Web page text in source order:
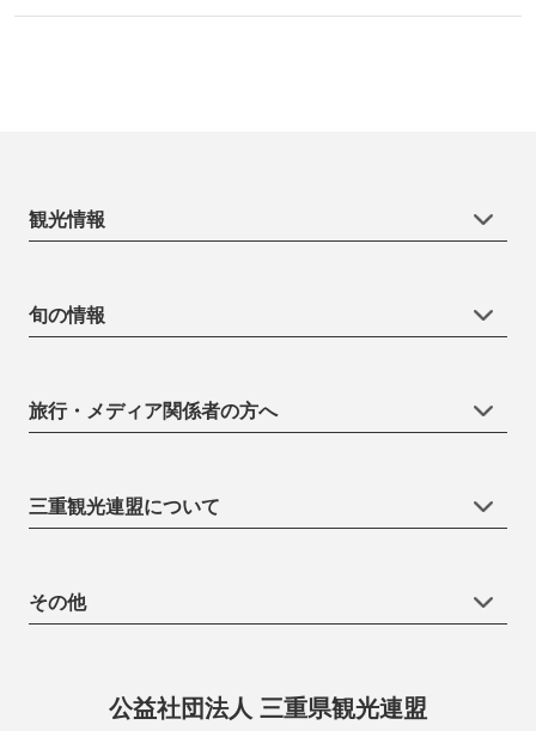
観光情報
旬の情報
旅行・メディア関係者の方へ
三重観光連盟について
その他
公益社団法人 三重県観光連盟